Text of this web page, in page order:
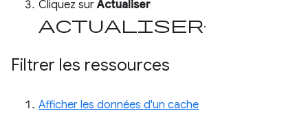
Cliquez surActualiser
actualiser.
Filtrer les ressources
Afficher les données d'un cache